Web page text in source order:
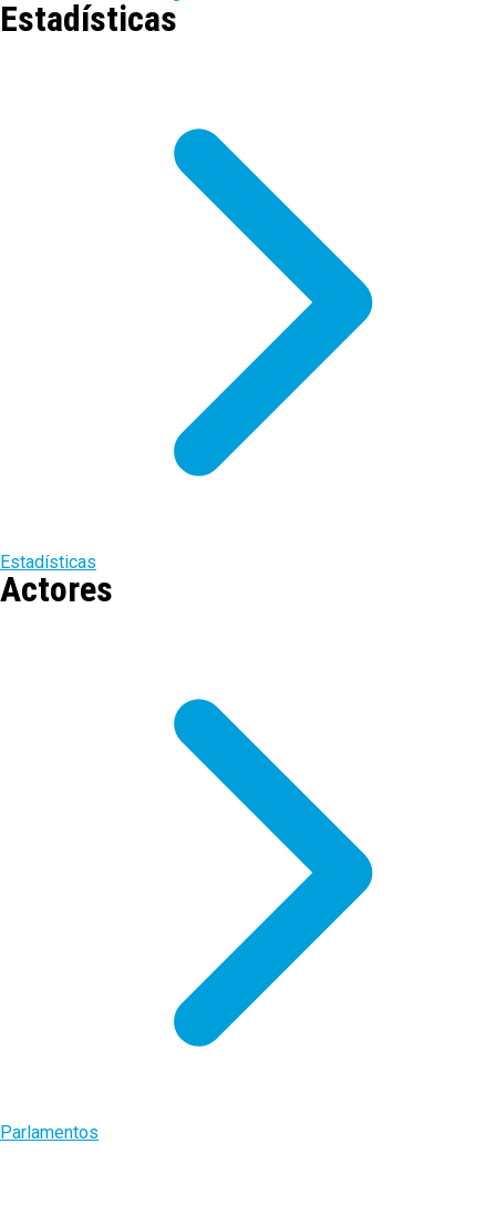
Estadísticas
Estadísticas
Actores
Parlamentos